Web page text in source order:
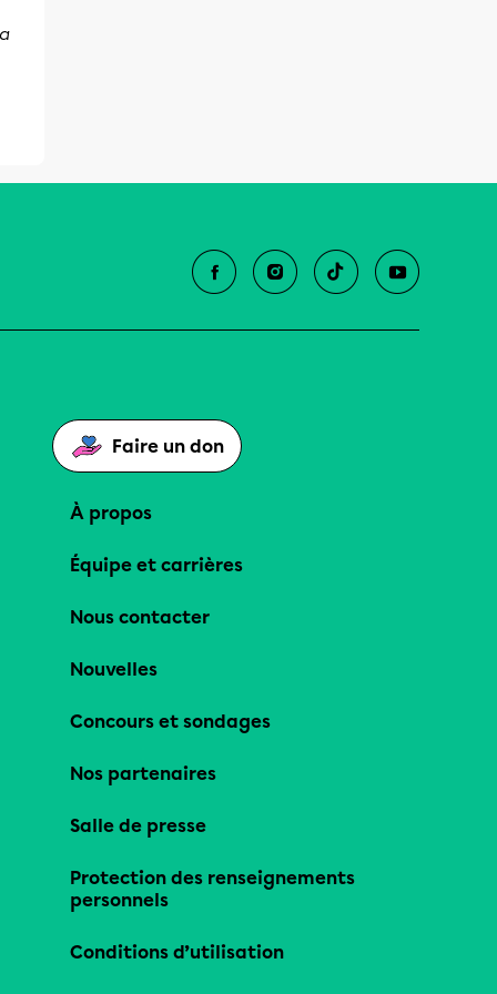
Faire un don
À propos
Équipe et carrières
Nous contacter
Nouvelles
Concours et sondages
Nos partenaires
Salle de presse
Protection des renseignements
personnels
Conditions d’utilisation